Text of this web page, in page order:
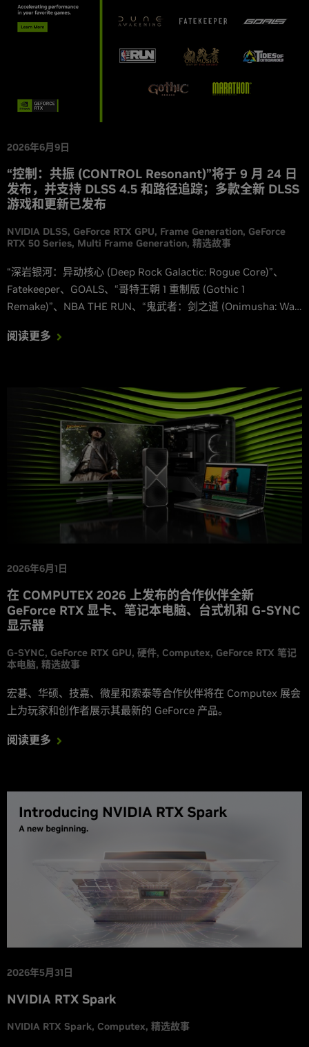
2026年6月9日
“控制：共振 (CONTROL Resonant)”将于 9 月 24 日
发布，并支持 DLSS 4.5 和路径追踪；多款全新 DLSS
游戏和更新已发布
NVIDIA DLSS GeForce RTX GPU Frame Generation GeForce
RTX 50 Series Multi Frame Generation 精选故事
“深岩银河：异动核心 (Deep Rock Galactic: Rogue Core)”、
Fatekeeper、GOALS、“哥特王朝 1 重制版 (Gothic 1
Remake)”、NBA THE RUN、“鬼武者：剑之道 (Onimusha: Way
于本周发布，并支持 DLSS。
阅读更多
2026年6月1日
在 COMPUTEX 2026 上发布的合作伙伴全新
GeForce RTX 显卡、笔记本电脑、台式机和 G-SYNC
显示器
G-SYNC GeForce RTX GPU 硬件 Computex GeForce RTX 笔记
本电脑 精选故事
宏碁、华硕、技嘉、微星和索泰等合作伙伴将在 Computex 展会
上为玩家和创作者展示其最新的 GeForce 产品。
阅读更多
2026年5月31日
NVIDIA RTX Spark
NVIDIA RTX Spark Computex 精选故事